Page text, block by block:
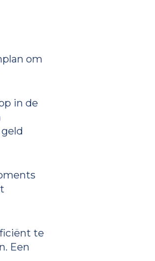
om
in de
te
Een